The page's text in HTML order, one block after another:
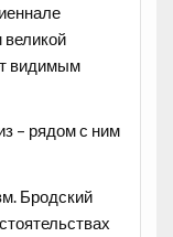
великой
видимым
– рядом с ним
Бродский